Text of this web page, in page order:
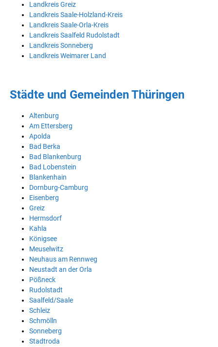
Landkreis Greiz
Landkreis Saale-Holzland-Kreis
Landkreis Saale-Orla-Kreis
Landkreis Saalfeld Rudolstadt
Landkreis Sonneberg
Landkreis Weimarer Land
Städte und Gemeinden Thüringen
Altenburg
Am Ettersberg
Apolda
Bad Berka
Bad Blankenburg
Bad Lobenstein
Blankenhain
Dornburg-Camburg
Eisenberg
Greiz
Hermsdorf
Kahla
Königsee
Meuselwitz
Neuhaus am Rennweg
Neustadt an der Orla
Pößneck
Rudolstadt
Saalfeld/Saale
Schleiz
Schmölln
Sonneberg
Stadtroda